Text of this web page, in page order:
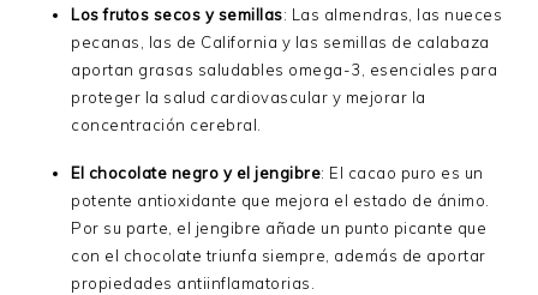
Los frutos secos y semillas: Las almendras, las nueces
pecanas, las de California y las semillas de calabaza
aportan grasas saludables omega-3, esenciales para
proteger la salud cardiovascular y mejorar la
concentración cerebral.
El chocolate negro y el jengibre: El cacao puro es un
potente antioxidante que mejora el estado de ánimo.
Por su parte, el jengibre añade un punto picante que
con el chocolate triunfa siempre, además de aportar
propiedades antiinflamatorias.